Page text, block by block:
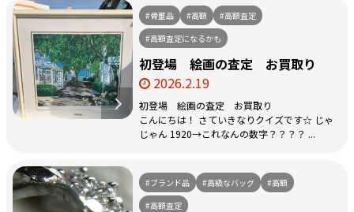
#骨董品 #高額
#高額査定
#高額査定になるかも
初登場 絵画の査定 お買取り
2026.2.19
初登場 絵画の査定 お買取り
こんにちは！ さていきなりクイズです☆ じゃ
じゃん 1920→これなんの数字？？？？ ...
#ブランド品 #高級なバッグ
#高額
#高額査定